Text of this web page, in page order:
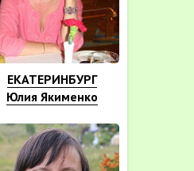
ЕКАТЕРИНБУРГ
Юлия Якименко